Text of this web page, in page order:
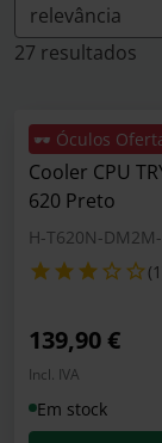
O principal
PANORAMA,
TRYX oferece
feita de
anodizado e
Graças à
Gamers
acesso
27 resultados
🕶️ Óculos
Cooler CPU
620 Preto
H-T620N-
139,90 €
Incl. IVA
Em stock